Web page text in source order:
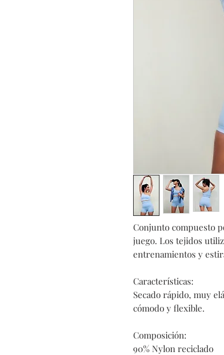
Conjunto compuesto
juego. Los tejidos
entrenamientos y
Características:
Secado rápido, muy
cómodo y flexible.
Composición:
90% Nylon reciclado